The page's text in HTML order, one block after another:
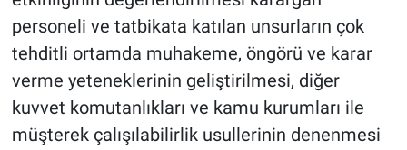
personeli ve tatbikata katılan unsurların çok
tehditli ortamda muhakeme, öngörü ve karar
verme yeteneklerinin geliştirilmesi, diğer
kuvvet komutanlıkları ve kamu kurumları ile
müşterek çalışılabilirlik usullerinin denenmesi